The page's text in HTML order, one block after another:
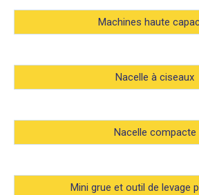
Machines haute
Nacelle à ciseaux
Nacelle compacte
Mini grue et outil de levage